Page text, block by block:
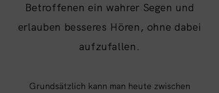
Betroffenen ein wahrer Segen und
erlauben besseres Hören, ohne dabei
aufzufallen.
Grundsätzlich kann man heute zwischen